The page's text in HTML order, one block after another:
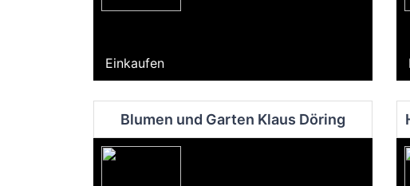
Einkaufen
Blumen und Garten Klaus Döring